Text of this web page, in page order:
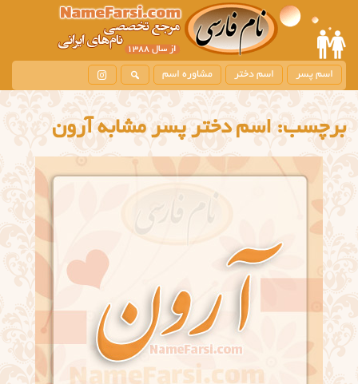
m
i
c
n
t
اسم پسر اسم دختر مشاوره اسم
برچسب:اسم دختر پسر مشابه آرون